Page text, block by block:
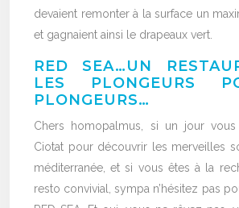
devaient remonter à la surface un
et gagnaient ainsi le drapeaux vert.
RED SEA…UN
LES PLONGEURS
PLONGEURS…
Chers homopalmus, si un jour
Ciotat pour découvrir les merveilles
méditerranée, et si vous êtes à la
resto convivial, sympa n’hésitez pas